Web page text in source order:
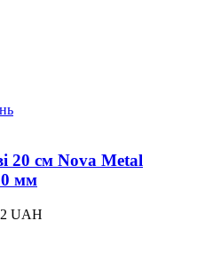
20 см Nova Metal
мм
UAH